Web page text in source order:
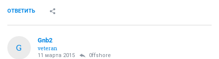
ОТВЕТИТЬ
G
Gnb2
veteran
11 марта 2015 0ffshore